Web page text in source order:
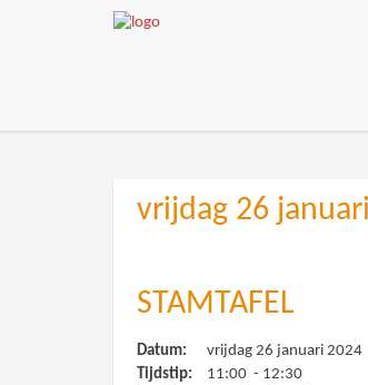
vrijdag 26
STAMTAFEL
Datum:
vrijdag 26 januari 2024
Tijdstip:
11:00 - 12:30